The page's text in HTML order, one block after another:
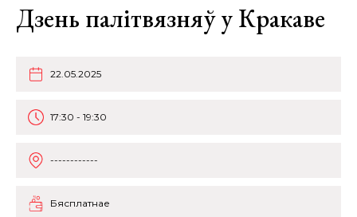
Дзень палітвязняў у Кракаве
22.05.2025
17:30 - 19:30
------------
Бясплатнае